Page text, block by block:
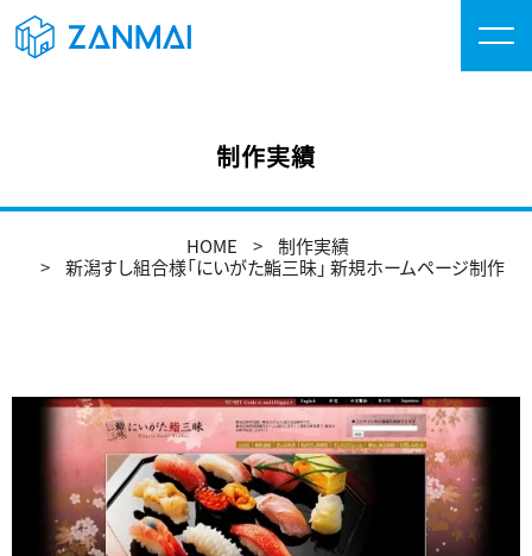
制作実績
HOME
制作実績
新潟すし組合様「にいがた鮨三昧」 新規ホームページ制作